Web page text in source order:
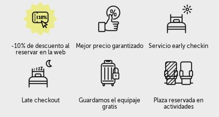
-10% de descuento al
reservar en la web
Mejor precio garantizado Servicio early checkin
Late checkout
Guardamos el equipaje
gratis
Plaza reservada en
actividades